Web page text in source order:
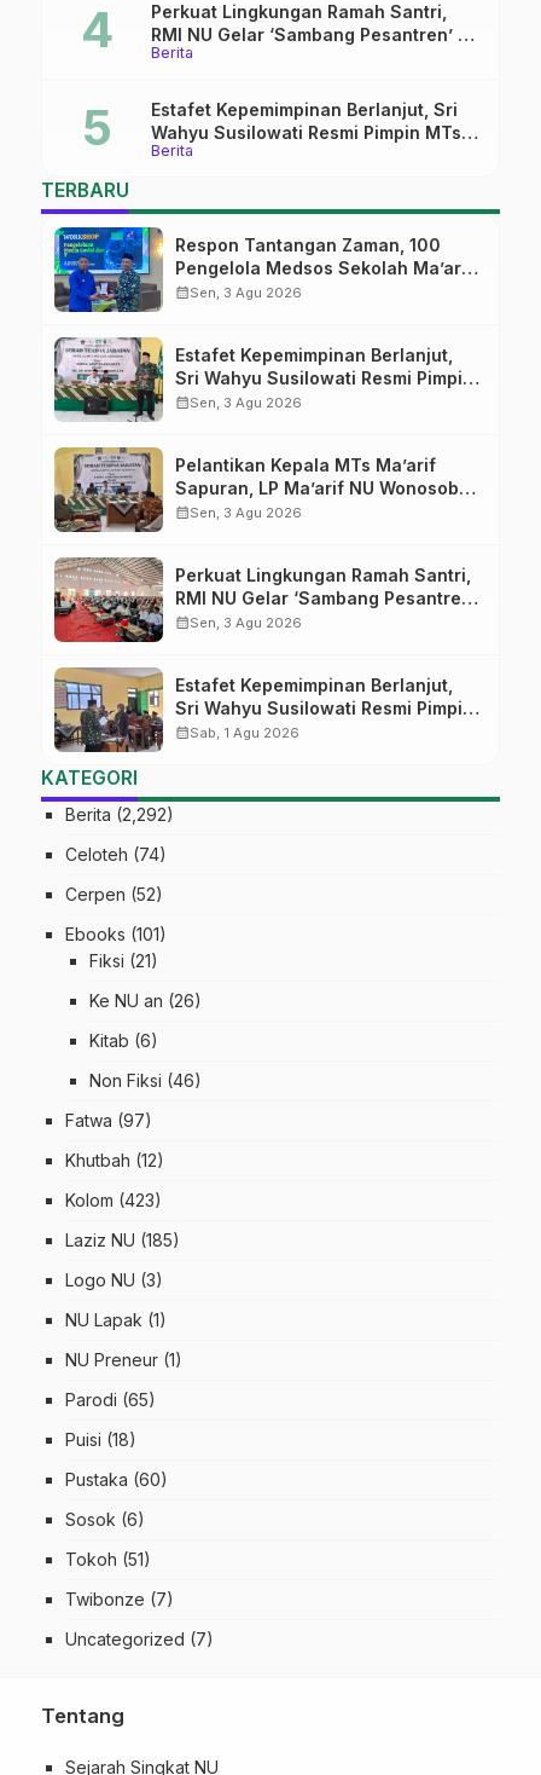
Berita
Perkuat Lingkungan Ramah Santri,
RMI NU Gelar ‘Sambang Pesantren’ di
Pati
Berita
Estafet Kepemimpinan Berlanjut, Sri
Wahyu Susilowati Resmi Pimpin MTs
Ma’arif Sapuran
TERBARU
Respon Tantangan Zaman, 100
Pengelola Medsos Sekolah Ma’arif
Pekalongan Ikuti Pelatihan Literasi
calendar_monthSen, 3 Agu 2026
Estafet Kepemimpinan Berlanjut,
Sri Wahyu Susilowati Resmi Pimpin
MTs Ma’arif Sapuran
calendar_monthSen, 3 Agu 2026
Pelantikan Kepala MTs Ma’arif
Sapuran, LP Ma’arif NU Wonosobo
Tekankan Lima Amanah
calendar_monthSen, 3 Agu 2026
Perkuat Lingkungan Ramah Santri,
RMI NU Gelar ‘Sambang Pesantren’
di Pati
calendar_monthSen, 3 Agu 2026
Estafet Kepemimpinan Berlanjut,
Sri Wahyu Susilowati Resmi Pimpin
MTs Ma’arif Sapuran
calendar_monthSab, 1 Agu 2026
KATEGORI
Berita (2,292)
Celoteh (74)
Cerpen (52)
Ebooks (101)
Fiksi (21)
Ke NU an (26)
Kitab (6)
Non Fiksi (46)
Fatwa (97)
Khutbah (12)
Kolom (423)
Laziz NU (185)
Logo NU (3)
NU Lapak (1)
NU Preneur (1)
Parodi (65)
Puisi (18)
Pustaka (60)
Sosok (6)
Tokoh (51)
Twibonze (7)
Uncategorized (7)
Tentang
Sejarah Singkat NU